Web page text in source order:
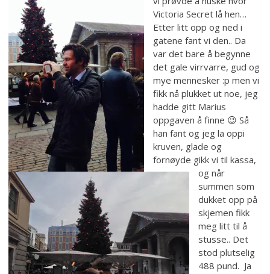
Victoria Secret lå hen…
Etter litt opp og ned i
gatene fant vi den.. Da
var det bare å begynne
det gale virrvarre, gud og
mye mennesker :p men vi
fikk nå plukket ut noe, jeg
hadde gitt Marius
oppgaven å finne 😉 Så
han fant og jeg la oppi
kruven, glade og
fornøyde gikk vi til kassa,
og når
summen som
dukket opp på
skjemen fikk
meg litt til å
stusse.. Det
stod plutselig
488 pund. Ja